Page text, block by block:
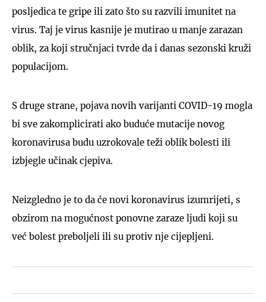
posljedica te gripe ili zato što su razvili imunitet na
virus. Taj je virus kasnije je mutirao u manje zarazan
oblik, za koji stručnjaci tvrde da i danas sezonski kruži
populacijom.
S druge strane, pojava novih varijanti COVID-19 mogla
bi sve zakomplicirati ako buduće mutacije novog
koronavirusa budu uzrokovale teži oblik bolesti ili
izbjegle učinak cjepiva.
Neizgledno je to da će novi koronavirus izumrijeti, s
obzirom na mogućnost ponovne zaraze ljudi koji su
već bolest preboljeli ili su protiv nje cijepljeni.